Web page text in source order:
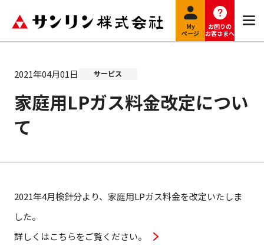
My
ページ
お困りの
お客さまへ
2021年04月01日 サービス
家庭用LPガス料金改定につい
て
2021年4月検針分より、家庭用LPガス料金を改定いたしま
した。
詳しくはこちらをご覧ください。